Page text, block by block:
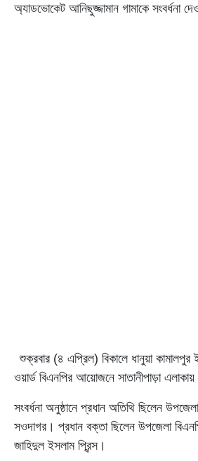
অ্যাডভোকেট আনিছুজ্জামান গামাকে সংবর্ধনা
শুক্রবার (৪ এপ্রিল) বিকালে ধানুয়া
ওয়ার্ড বিএনপির আয়োজনে সাতানীপাড়া
সংবর্ধনা অনুষ্ঠানে প্রধান অতিথি ছিলেন
সওদাগর। প্রধান বক্তা ছিলেন উপজেলা
জাহিদুল ইসলাম প্রিন্স।